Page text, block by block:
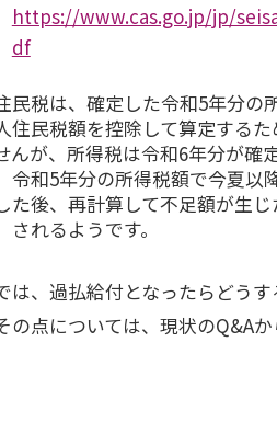
https://www.cas.go.jp/jp/
df
民税は、確定した令和5年分の
住民税額を控除して算定する
んが、所得税は令和6年分が確
令和5年分の所得税額で今夏
た後、再計算して不足額が生
されるようです。
は、過払給付となったらどうす
の点については、現状のQ&A